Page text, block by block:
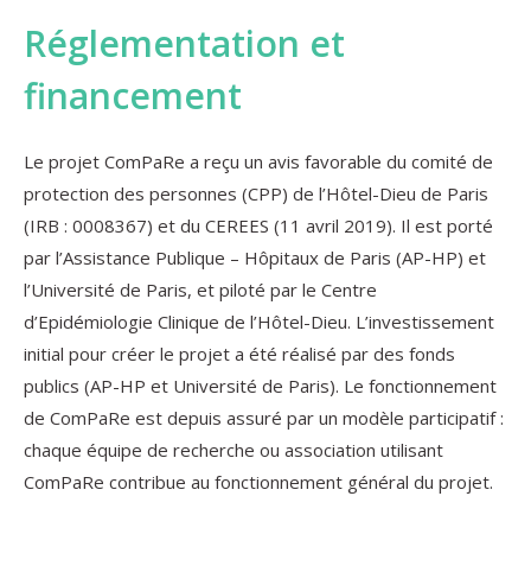
Réglementation et
financement
Le projet ComPaRe a reçu un avis favorable du comité de
protection des personnes (CPP) de l’Hôtel-Dieu de Paris
(IRB : 0008367) et du CEREES (11 avril 2019). Il est porté
par l’Assistance Publique – Hôpitaux de Paris (AP-HP) et
l’Université de Paris, et piloté par le Centre
d’Epidémiologie Clinique de l’Hôtel-Dieu. L’investissement
initial pour créer le projet a été réalisé par des fonds
publics (AP-HP et Université de Paris). Le fonctionnement
de ComPaRe est depuis assuré par un modèle participatif :
chaque équipe de recherche ou association utilisant
ComPaRe contribue au fonctionnement général du projet.